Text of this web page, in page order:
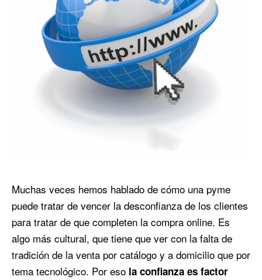
Muchas veces hemos hablado de cómo una pyme
puede tratar de vencer la desconfianza de los clientes
para tratar de que completen la compra online. Es
algo más cultural, que tiene que ver con la falta de
tradición de la venta por catálogo y a domicilio que por
tema tecnológico. Por eso la confianza es factor